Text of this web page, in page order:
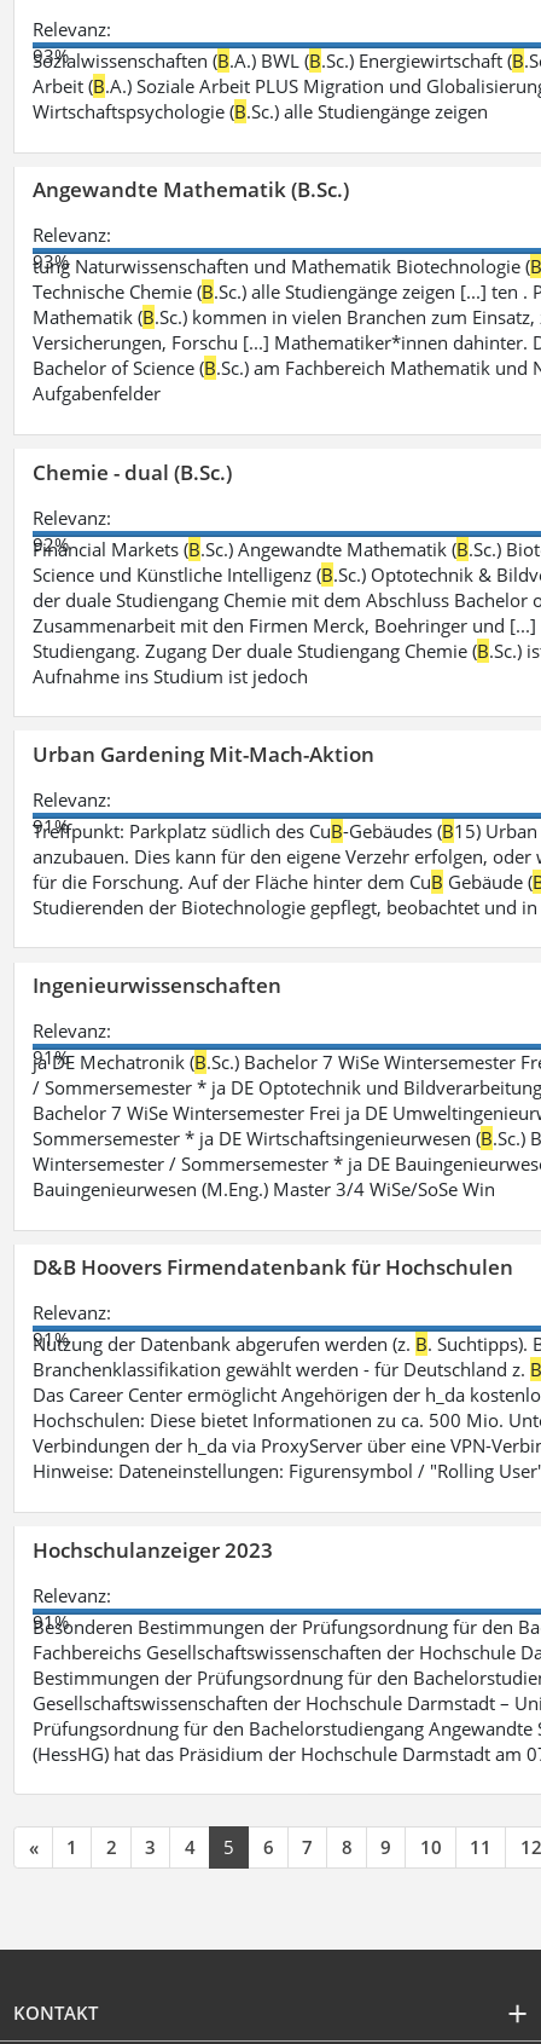
Relevanz:
93%
Sozialwissenschaften (B.A.) BWL (B.Sc.) Energiewirtschaft (B
Arbeit (B.A.) Soziale Arbeit PLUS Migration und
Wirtschaftspsychologie (B.Sc.) alle Studiengänge zeigen
Angewandte Mathematik (B.Sc.)
Relevanz:
93%
tung Naturwissenschaften und Mathematik Biotechnologie (
Technische Chemie (B.Sc.) alle Studiengänge zeigen [...] ten
Mathematik (B.Sc.) kommen in vielen Branchen zum Einsatz,
Versicherungen, Forschu [...] Mathematiker*innen
Bachelor of Science (B.Sc.) am Fachbereich Mathematik
Aufgabenfelder
Chemie - dual (B.Sc.)
Relevanz:
92%
Financial Markets (B.Sc.) Angewandte Mathematik (B.Sc.)
Science und Künstliche Intelligenz (B.Sc.) Optotechnik &
der duale Studiengang Chemie mit dem Abschluss Bachelor
Zusammenarbeit mit den Firmen Merck, Boehringer und
Studiengang. Zugang Der duale Studiengang Chemie (B.Sc.)
Aufnahme ins Studium ist jedoch
Urban Gardening Mit-Mach-Aktion
Relevanz:
91%
Treffpunkt: Parkplatz südlich des CuB-Gebäudes (B15)
anzubauen. Dies kann für den eigene Verzehr erfolgen,
für die Forschung. Auf der Fläche hinter dem CuB Gebäude (
Studierenden der Biotechnologie gepflegt, beobachtet und
Ingenieurwissenschaften
Relevanz:
91%
ja DE Mechatronik (B.Sc.) Bachelor 7 WiSe Wintersemester
/ Sommersemester * ja DE Optotechnik und
Bachelor 7 WiSe Wintersemester Frei ja DE
Sommersemester * ja DE Wirtschaftsingenieurwesen (B.Sc.)
Wintersemester / Sommersemester * ja DE
Bauingenieurwesen (M.Eng.) Master 3/4 WiSe/SoSe Win
D&B Hoovers Firmendatenbank für Hochschulen
Relevanz:
91%
Nutzung der Datenbank abgerufen werden (z. B. Suchtipps).
Branchenklassifikation gewählt werden - für Deutschland z.
Das Career Center ermöglicht Angehörigen der h_da
Hochschulen: Diese bietet Informationen zu ca. 500 Mio.
Verbindungen der h_da via ProxyServer über eine VPN-
Hinweise: Dateneinstellungen: Figurensymbol / "Rolling
Hochschulanzeiger 2023
Relevanz:
91%
Besonderen Bestimmungen der Prüfungsordnung für den
Fachbereichs Gesellschaftswissenschaften der Hochschule
Bestimmungen der Prüfungsordnung für den
Gesellschaftswissenschaften der Hochschule Darmstadt –
Prüfungsordnung für den Bachelorstudiengang Angewandte
(HessHG) hat das Präsidium der Hochschule Darmstadt am
« 1 2 3 4 5 6 7 8 9 10 11 12
KONTAKT